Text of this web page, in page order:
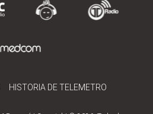
HISTORIA DE TELEMETRO